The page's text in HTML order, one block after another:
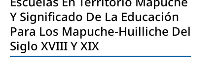
Y Significado De La Educación
Para Los Mapuche-Huilliche Del
Siglo XVIII Y XIX